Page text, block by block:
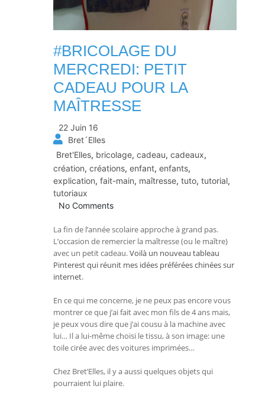
#BRICOLAGE DU
MERCREDI: PETIT
CADEAU POUR LA
MAÎTRESSE
22 Juin 16
Bret´Elles
Bret'Elles, bricolage, cadeau, cadeaux,
création, créations, enfant, enfants,
explication, fait-main, maîtresse, tuto, tutorial,
tutoriaux
No Comments
La fin de l’année scolaire approche à grand pas.
L’occasion de remercier la maîtresse (ou le maître)
avec un petit cadeau.Voilà un nouveau tableau
Pinterest qui réunit mes idées préférées chinées sur
internet.
En ce qui me concerne, je ne peux pas encore vous
montrer ce que j’ai fait avec mon fils de 4 ans mais,
je peux vous dire que j’ai cousu à la machine avec
lui… Il a lui-même choisi le tissu, à son image: une
toile cirée avec des voitures imprimées…
Chez Bret’Elles, il y a aussi quelques objets qui
pourraient lui plaire.